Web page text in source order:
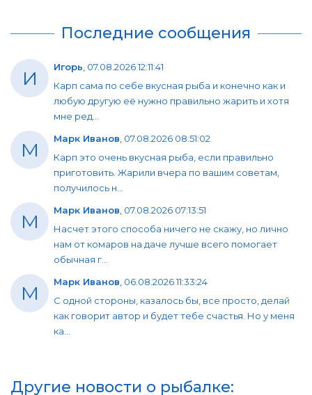
Последние сообщения
И Игорь, 07.08.2026 12:11:41
Карп сама по себе вкусная рыба и конечно как и
любую другую её нужно правильно жарить и хотя
мне ред...
М Марк Иванов, 07.08.2026 08:51:02
Карп это очень вкусная рыба, если правильно
приготовить. Жарили вчера по вашим советам,
получилось н...
М Марк Иванов, 07.08.2026 07:13:51
Насчет этого способа ничего не скажу, но лично
нам от комаров на даче лучше всего помогает
обычная г...
М Марк Иванов, 06.08.2026 11:33:24
С одной стороны, казалось бы, все просто, делай
как говорит автор и будет тебе счастья. Но у меня
ка...
Другие новости о рыбалке: